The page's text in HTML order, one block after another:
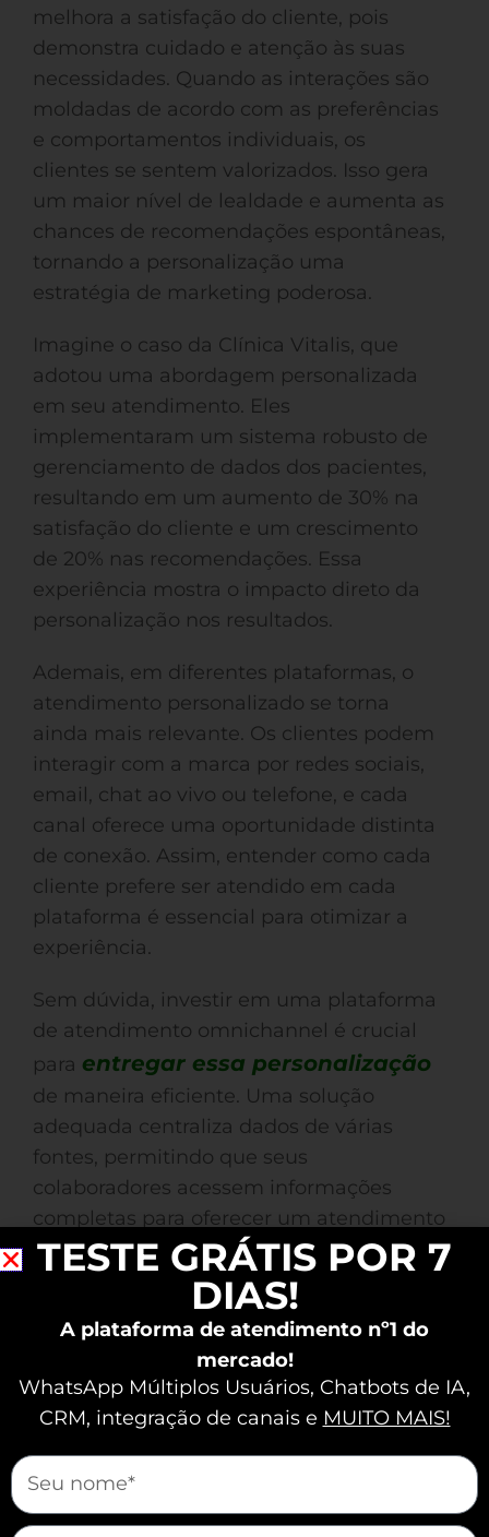
melhora a satisfação do cliente, pois
demonstra cuidado e atenção às suas
necessidades. Quando as interações são
moldadas de acordo com as preferências
e comportamentos individuais, os
clientes se sentem valorizados. Isso gera
um maior nível de lealdade e aumenta as
chances de recomendações espontâneas,
tornando a personalização uma
estratégia de marketing poderosa.
Imagine o caso da Clínica Vitalis, que
adotou uma abordagem personalizada
em seu atendimento. Eles
implementaram um sistema robusto de
gerenciamento de dados dos pacientes,
resultando em um aumento de 30% na
satisfação do cliente e um crescimento
de 20% nas recomendações. Essa
experiência mostra o impacto direto da
personalização nos resultados.
Ademais, em diferentes plataformas, o
atendimento personalizado se torna
ainda mais relevante. Os clientes podem
interagir com a marca por redes sociais,
email, chat ao vivo ou telefone, e cada
canal oferece uma oportunidade distinta
de conexão. Assim, entender como cada
cliente prefere ser atendido em cada
plataforma é essencial para otimizar a
experiência.
Sem dúvida, investir em uma plataforma
de atendimento omnichannel é crucial
para entregar essa personalização
de maneira eficiente. Uma solução
adequada centraliza dados de várias
fontes, permitindo que seus
colaboradores acessem informações
completas para oferecer um atendimento
contextualizado em tempo real. Isso
melhora a experiência do cliente e
potencializa as taxas de conversão,
solidificando sua reputação no mercado.
Diferentes Plataformas:
Como Adaptar o
Atendimento para Cada
TESTE GRÁTIS POR 7
DIAS!
A plataforma de atendimento nº1 do
mercado!
WhatsApp Múltiplos Usuários, Chatbots de IA,
CRM, integração de canais e MUITO MAIS!
mauticform[nome]